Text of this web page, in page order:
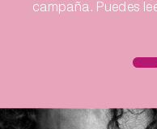
campaña. Puedes